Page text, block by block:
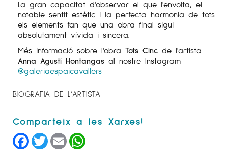
La gran capacitat d'observar el que l'envolta, el
notable sentit estètic i la perfecta harmonia de tots
els elements fan que una obra final sigui
absolutament vívida i sincera.
Més informació sobre l'obra Tots Cinc de l'artista
Anna Agustí Hontangas al nostre Instagram
@galeriaespaicavallers
BIOGRAFIA DE L'ARTISTA
Facebook
TwitterEmail